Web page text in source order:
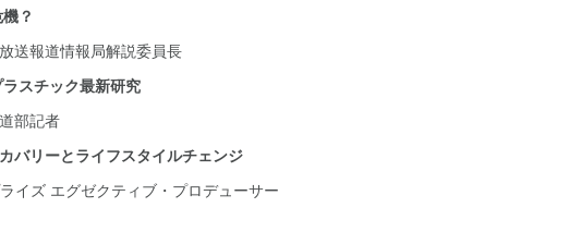
？
送報道情報局解説委員長
スチック最新研究
部記者
バリーとライフスタイルチェンジ
イズ エグゼクティブ・プロデューサー